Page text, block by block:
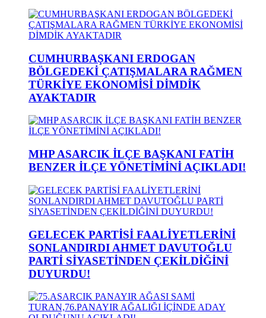
CUMHURBAŞKANI ERDOGAN
BÖLGEDEKİ ÇATIŞMALARA RAĞMEN
TÜRKİYE EKONOMİSİ DİMDİK
AYAKTADIR
MHP ASARCIK İLÇE BAŞKANI FATİH
BENZER İLÇE YÖNETİMİNİ AÇIKLADI!
GELECEK PARTİSİ FAALİYETLERİNİ
SONLANDIRDI AHMET DAVUTOĞLU
PARTİ SİYASETİNDEN ÇEKİLDİĞİNİ
DUYURDU!